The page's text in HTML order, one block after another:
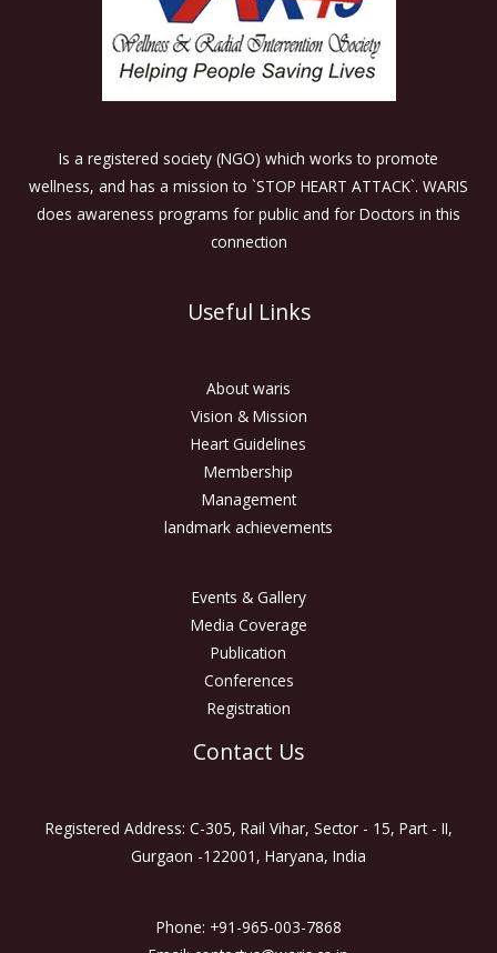
Is a registered society (NGO) which works to promote
wellness, and has a mission to `STOP HEART ATTACK`. WARIS
does awareness programs for public and for Doctors in this
connection
Useful Links
About waris
Vision & Mission
Heart Guidelines
Membership
Management
landmark achievements
Events & Gallery
Media Coverage
Publication
Conferences
Registration
Contact Us
Registered Address: C-305, Rail Vihar, Sector - 15, Part - II,
Gurgaon -122001, Haryana, India
Phone: +91-965-003-7868